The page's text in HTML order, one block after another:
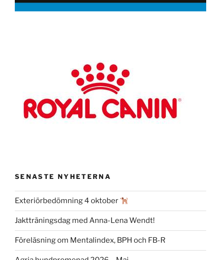
SENASTE NYHETERNA
Exteriörbedömning 4 oktober
Jaktträningsdag med Anna-Lena Wendt!
Föreläsning om Mentalindex, BPH och FB-R